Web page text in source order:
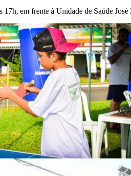
17h, em frente à Unidade de Saúde